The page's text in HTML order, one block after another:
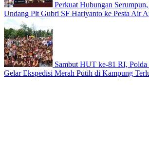
Perkuat Hubungan
Undang Plt Gubri SF Hariyanto ke Pesta Air
Sambut HUT ke-81 RI, Polda
Gelar Ekspedisi Merah Putih di Kampung